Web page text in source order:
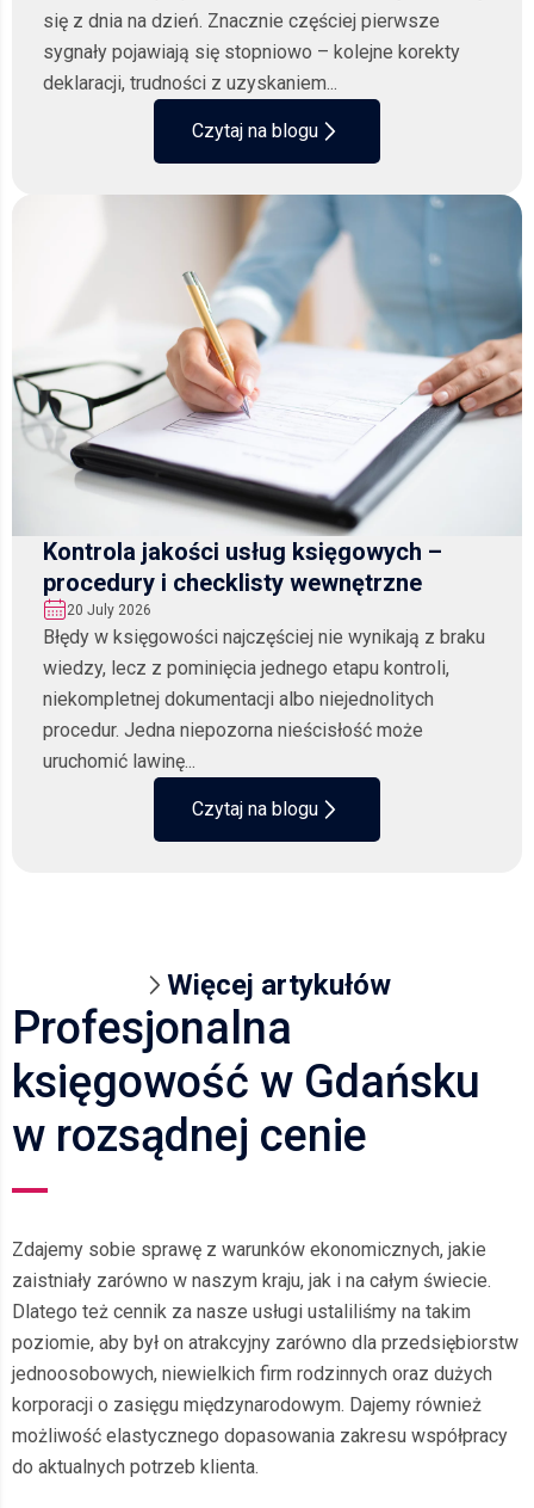
się z dnia na dzień. Znacznie częściej pierwsze
sygnały pojawiają się stopniowo – kolejne korekty
deklaracji, trudności z uzyskaniem...
Czytaj na blogu
Kontrola jakości usług księgowych –
procedury i checklisty wewnętrzne
20 July 2026
Błędy w księgowości najczęściej nie wynikają z braku
wiedzy, lecz z pominięcia jednego etapu kontroli,
niekompletnej dokumentacji albo niejednolitych
procedur. Jedna niepozorna nieścisłość może
uruchomić lawinę...
Czytaj na blogu
Więcej artykułów
Profesjonalna
księgowość w Gdańsku
w rozsądnej cenie
Zdajemy sobie sprawę z warunków ekonomicznych, jakie
zaistniały zarówno w naszym kraju, jak i na całym świecie.
Dlatego też cennik za nasze usługi ustaliliśmy na takim
poziomie, aby był on atrakcyjny zarówno dla przedsiębiorstw
jednoosobowych, niewielkich firm rodzinnych oraz dużych
korporacji o zasięgu międzynarodowym. Dajemy również
możliwość elastycznego dopasowania zakresu współpracy
do aktualnych potrzeb klienta.